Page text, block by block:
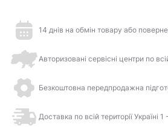
14 днів на обмін товару або
Авторизовані сервісні центри по
Безкоштовна передпродажна
Доставка по всій території Україні 1